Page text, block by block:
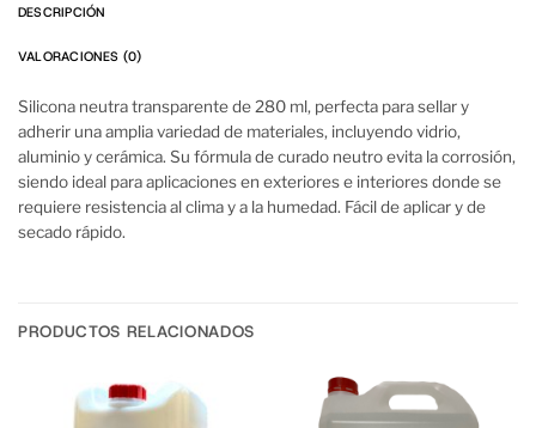
DESCRIPCIÓN
VALORACIONES (0)
Silicona neutra transparente de 280 ml, perfecta para sellar y
adherir una amplia variedad de materiales, incluyendo vidrio,
aluminio y cerámica. Su fórmula de curado neutro evita la corrosión,
siendo ideal para aplicaciones en exteriores e interiores donde se
requiere resistencia al clima y a la humedad. Fácil de aplicar y de
secado rápido.
PRODUCTOS RELACIONADOS